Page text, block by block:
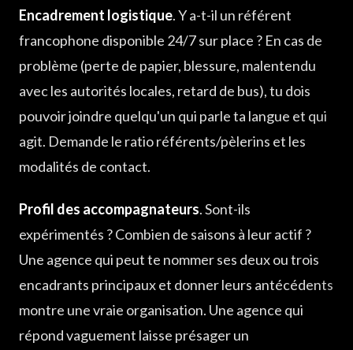
Encadrement logistique. Y a-t-il un référent
francophone disponible 24/7 sur place ? En cas de
problème (perte de papier, blessure, malentendu
avec les autorités locales, retard de bus), tu dois
pouvoir joindre quelqu'un qui parle ta langue et qui
agit. Demande le ratio référents/pèlerins et les
modalités de contact.
Profil des accompagnateurs. Sont-ils
expérimentés ? Combien de saisons à leur actif ?
Une agence qui peut te nommer ses deux ou trois
encadrants principaux et donner leurs antécédents
montre une vraie organisation. Une agence qui
répond vaguement laisse présager un